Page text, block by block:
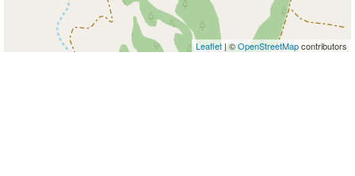
Leaflet | ©OpenStreetMapcontributors